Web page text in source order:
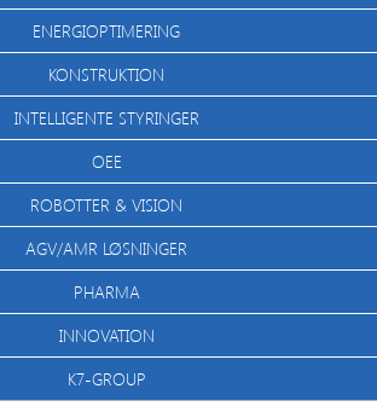
ENERGIOPTIMERING
KONSTRUKTION
INTELLIGENTE STYRINGER
OEE
ROBOTTER & VISION
AGV/AMR LØSNINGER
PHARMA
INNOVATION
K7-GROUP